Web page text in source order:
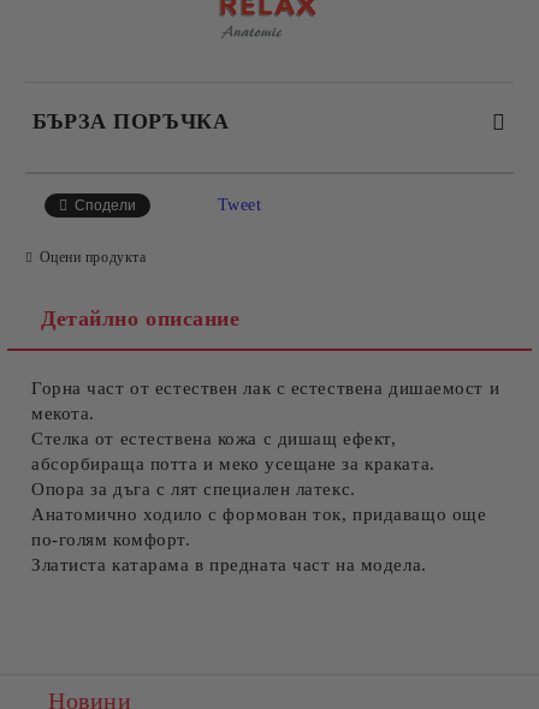
БЪРЗА ПОРЪЧКА
Съгласен съм с
Ние ще се свържем с вас в рамките на работния ден.
Сподели Tweet
Оцени продукта
Детайлно описание
Горна част от естествен лак с естествена дишаемост и
мекота.
Стелка от естествена кожа с дишащ ефект,
абсорбираща потта и меко усещане за краката.
Опора за дъга с лят специален латекс.
Анатомично ходило с формован ток, придаващо още
по-голям комфорт.
Златиста катарама в предната част на модела.
Новини